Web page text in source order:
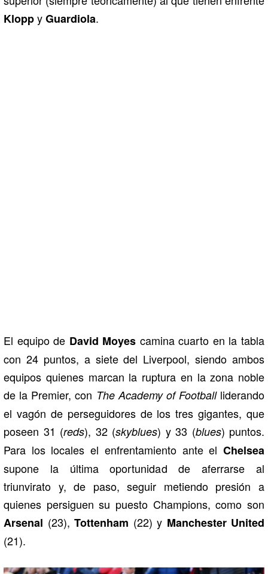
KloppyGuardiola.
El equipo de David Moyes camina cuarto en la tabla
con 24 puntos, a siete del Liverpool, siendo ambos
equipos quienes marcan la ruptura en la zona noble
de la Premier, con The Academy of Footballliderando
el vagón de perseguidores de los tres gigantes, que
poseen 31 (reds), 32 (skyblues) y 33 (blues) puntos.
Para los locales el enfrentamiento ante el Chelsea
supone la última oportunidad de aferrarse al
triunvirato y, de paso, seguir metiendo presión a
quienes persiguen su puesto Champions, como son
Arsenal (23), Tottenham (22) y Manchester United
(21).